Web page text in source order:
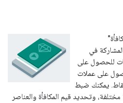
في
على
على عملات
يمكنك ضبط
وتحديد قيم المكافأة والعناصر